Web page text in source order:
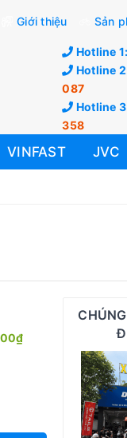
Giới thiệu Sản
Hotline 1:
Hotline
087
Hotline
358
VINFAST JVC